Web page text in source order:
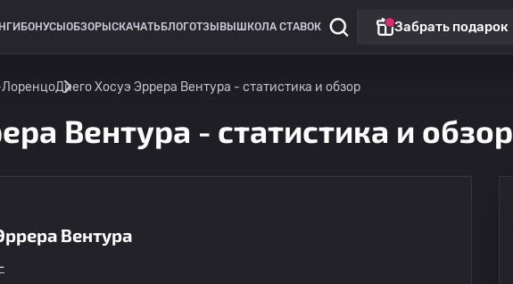
БОНУСЫ ОБЗОРЫ СКАЧАТЬ БЛОГОТЗЫВЫ ШКОЛА СТАВОК Забрать подарок
Диего Хосуэ Эррера Вентура - статистика и обзор
Вентура - статистика и обзор
Вентура